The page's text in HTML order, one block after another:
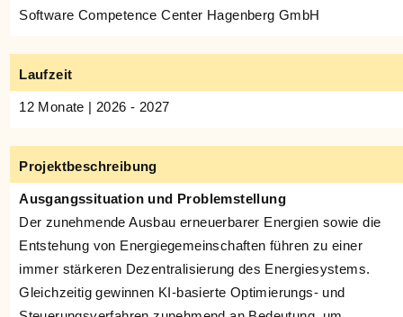
Software Competence Center Hagenberg GmbH
Laufzeit
12 Monate | 2026 - 2027
Projektbeschreibung
Ausgangssituation und Problemstellung
Der zunehmende Ausbau erneuerbarer Energien sowie die
Entstehung von Energiegemeinschaften führen zu einer
immer stärkeren Dezentralisierung des Energiesystems.
Gleichzeitig gewinnen KI-basierte Optimierungs- und